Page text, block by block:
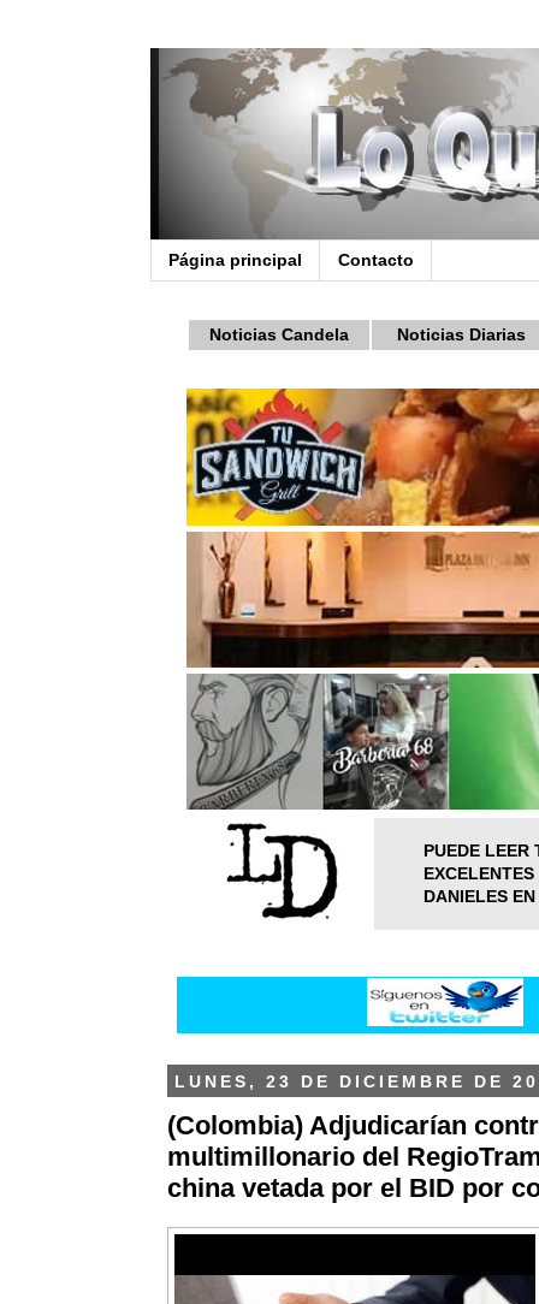
Página principal Contacto
Noticias Candela Noticias Diarias
PUEDE LEER
DANIELES
LUNES, 23 DE DICIEMBRE DE
(Colombia) Adjudicarían
multimillonario del
china vetada por el BID por